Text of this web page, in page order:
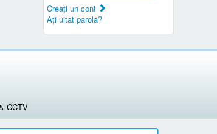
Creaţi un cont
Aţi uitat parola?
CCTV